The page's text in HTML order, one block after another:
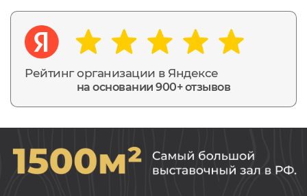
Рейтинг организации в Яндексе
на основании 900+ отзывов